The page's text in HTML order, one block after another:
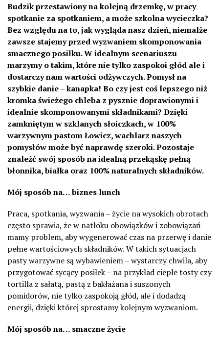
Budzik przestawiony na kolejną drzemkę, w pracy
spotkanie za spotkaniem, a może szkolna wycieczka?
Bez względu na to, jak wygląda nasz dzień, niemalże
zawsze stajemy przed wyzwaniem skomponowania
smacznego posiłku. W idealnym scenariuszu
marzymy o takim, które nie tylko zaspokoi głód ale i
dostarczy nam wartości odżywczych. Pomysł na
szybkie danie – kanapka! Bo czy jest coś lepszego niż
kromka świeżego chleba z pysznie doprawionymi i
idealnie skomponowanymi składnikami? Dzięki
zamkniętym w szklanych słoiczkach, w 100%
warzywnym pastom Łowicz, wachlarz naszych
pomysłów może być naprawdę szeroki. Pozostaje
znaleźć swój sposób na idealną przekąskę pełną
błonnika, białka oraz 100% naturalnych składników.
Mój sposób na… biznes lunch
Praca, spotkania, wyzwania – życie na wysokich obrotach
często sprawia, że w natłoku obowiązków i zobowiązań
mamy problem, aby wygenerować czas na przerwę i danie
pełne wartościowych składników. W takich sytuacjach
pasty warzywne są wybawieniem – wystarczy chwila, aby
przygotować sycący posiłek – na przykład ciepłe tosty czy
tortilla z sałatą, pastą z bakłażana i suszonych
pomidorów, nie tylko zaspokoją głód, ale i dodadzą
energii, dzięki której sprostamy kolejnym wyzwaniom.
Mój sposób na… smaczne życie